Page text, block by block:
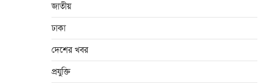
জাতীয়
ঢাকা
দেশের খবর
প্রযুক্তি